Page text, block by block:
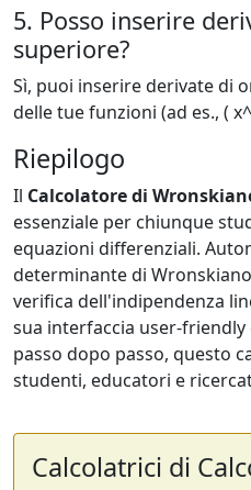
5. Posso inserire
superiore?
Sì, puoi inserire derivate di
delle tue funzioni (ad es., (
Riepilogo
Il Calcolatore di
essenziale per chiunque
equazioni differenziali.
determinante di
verifica dell'indipendenza
sua interfaccia user-
passo dopo passo, questo
studenti, educatori e
Calcolatrici di